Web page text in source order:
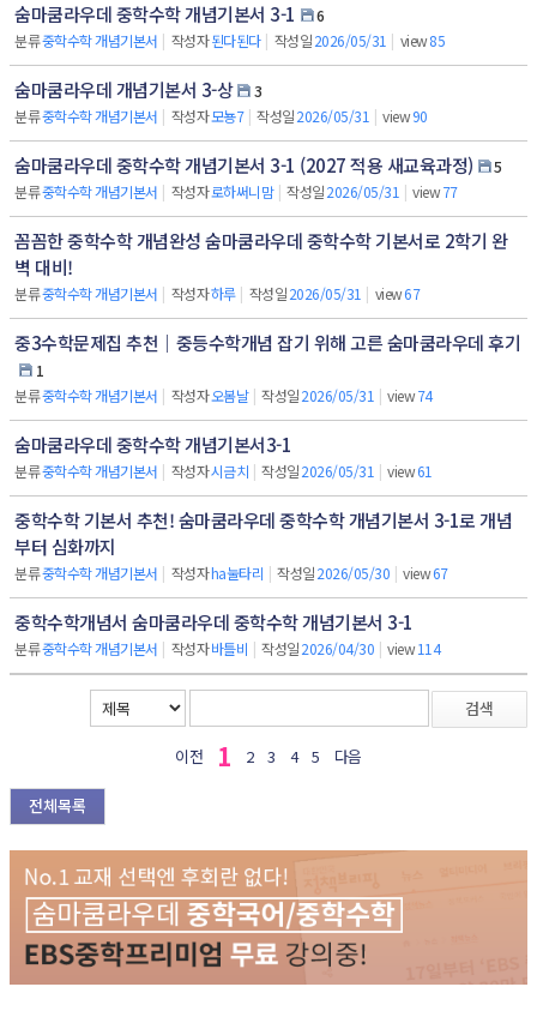
숨마쿰라우데 중학수학 개념기본서 3-1
6
분류중학수학 개념기본서 | 작성자된다된다 | 작성일2026/05/31 | view85
숨마쿰라우데 개념기본서 3-상
3
분류중학수학 개념기본서 | 작성자모뇽7 | 작성일2026/05/31 | view90
숨마쿰라우데 중학수학 개념기본서 3-1 (2027 적용 새교육과정)
5
분류중학수학 개념기본서 | 작성자로하써니맘 | 작성일2026/05/31 | view77
꼼꼼한 중학수학 개념완성 숨마쿰라우데 중학수학 기본서로 2학기 완
벽 대비!
분류중학수학 개념기본서 | 작성자하루 | 작성일2026/05/31 | view67
중3수학문제집 추천｜중등수학개념 잡기 위해 고른 숨마쿰라우데 후기
1
분류중학수학 개념기본서 | 작성자오봄날 | 작성일2026/05/31 | view74
숨마쿰라우데 중학수학 개념기본서3-1
분류중학수학 개념기본서 | 작성자시금치 | 작성일2026/05/31 | view61
중학수학 기본서 추천! 숨마쿰라우데 중학수학 개념기본서 3-1로 개념
부터 심화까지
분류중학수학 개념기본서 | 작성자ha눌타리 | 작성일2026/05/30 | view67
중학수학개념서 숨마쿰라우데 중학수학 개념기본서 3-1
분류중학수학 개념기본서 | 작성자바틀비 | 작성일2026/04/30 | view114
검색
이전 1 2 3 4 5 다음
전체목록